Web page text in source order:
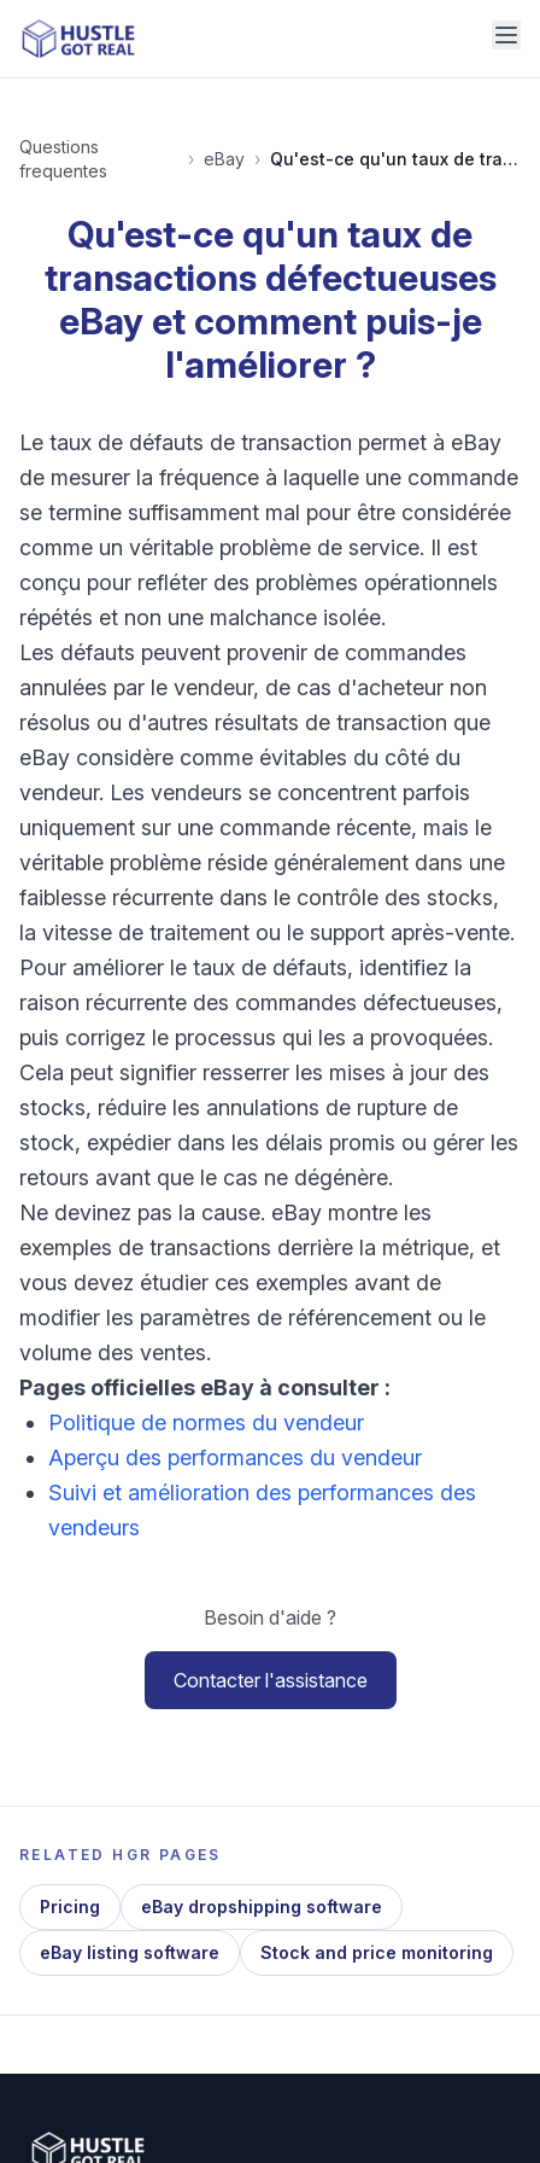
Questions
frequentes
› eBay › Qu'est-ce qu'un taux de transactions défectueuses eBay et comment puis-je l'améliorer ?
Qu'est-ce qu'un taux de
transactions défectueuses
eBay et comment puis-je
l'améliorer ?
Le taux de défauts de transaction permet à eBay
de mesurer la fréquence à laquelle une commande
se termine suffisamment mal pour être considérée
comme un véritable problème de service. Il est
conçu pour refléter des problèmes opérationnels
répétés et non une malchance isolée.
Les défauts peuvent provenir de commandes
annulées par le vendeur, de cas d'acheteur non
résolus ou d'autres résultats de transaction que
eBay considère comme évitables du côté du
vendeur. Les vendeurs se concentrent parfois
uniquement sur une commande récente, mais le
véritable problème réside généralement dans une
faiblesse récurrente dans le contrôle des stocks,
la vitesse de traitement ou le support après-vente.
Pour améliorer le taux de défauts, identifiez la
raison récurrente des commandes défectueuses,
puis corrigez le processus qui les a provoquées.
Cela peut signifier resserrer les mises à jour des
stocks, réduire les annulations de rupture de
stock, expédier dans les délais promis ou gérer les
retours avant que le cas ne dégénère.
Ne devinez pas la cause. eBay montre les
exemples de transactions derrière la métrique, et
vous devez étudier ces exemples avant de
modifier les paramètres de référencement ou le
volume des ventes.
Pages officielles eBay à consulter :
Politique de normes du vendeur
Aperçu des performances du vendeur
Suivi et amélioration des performances des
vendeurs
Besoin d'aide ?
Contacter l'assistance
RELATED HGR PAGES
Pricing eBay dropshipping software
eBay listing software Stock and price monitoring